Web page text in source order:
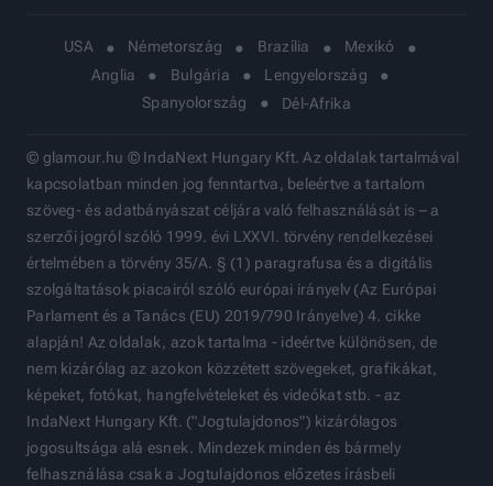
USA Németország Brazília
Mexikó
Anglia
Bulgária
Lengyelország
Spanyolország
Dél-Afrika
© glamour.hu © IndaNext Hungary Kft. Az oldalak tartalmával
kapcsolatban minden jog fenntartva, beleértve a tartalom
szöveg- és adatbányászat céljára való felhasználását is – a
szerzői jogról szóló 1999. évi LXXVI. törvény rendelkezései
értelmében a törvény 35/A. § (1) paragrafusa és a digitális
szolgáltatások piacairól szóló európai irányelv (Az Európai
Parlament és a Tanács (EU) 2019/790 Irányelve) 4. cikke
alapján! Az oldalak, azok tartalma - ideértve különösen, de
nem kizárólag az azokon közzétett szövegeket, grafikákat,
képeket, fotókat, hangfelvételeket és videókat stb. - az
IndaNext Hungary Kft. ("Jogtulajdonos") kizárólagos
jogosultsága alá esnek. Mindezek minden és bármely
felhasználása csak a Jogtulajdonos előzetes írásbeli